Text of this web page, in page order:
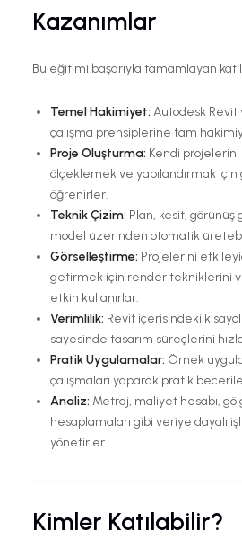
Kazanımlar
Bu eğitimi başarıyla tamamlayan
Temel Hakimiyet: Autodesk Revit
çalışma prensiplerine tam
Proje Oluşturma: Kendi
ölçeklemek ve yapılandırmak için
öğrenirler.
Teknik Çizim: Plan, kesit,
model üzerinden otomatik
Görselleştirme: Projelerini
getirmek için render tekniklerini
etkin kullanırlar.
Verimlilik: Revit içerisindeki
sayesinde tasarım süreçlerini
Pratik Uygulamalar: Örnek
çalışmaları yaparak pratik
Analiz: Metraj, maliyet hesabı,
hesaplamaları gibi veriye dayalı
yönetirler.
Kimler Katılabilir?